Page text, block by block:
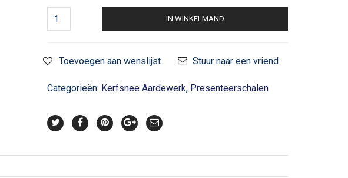
IN WINKELMAND
Toevoegen aan wenslijst Stuur naar een vriend
Categorieën: Kerfsnee Aardewerk, Presenteerschalen